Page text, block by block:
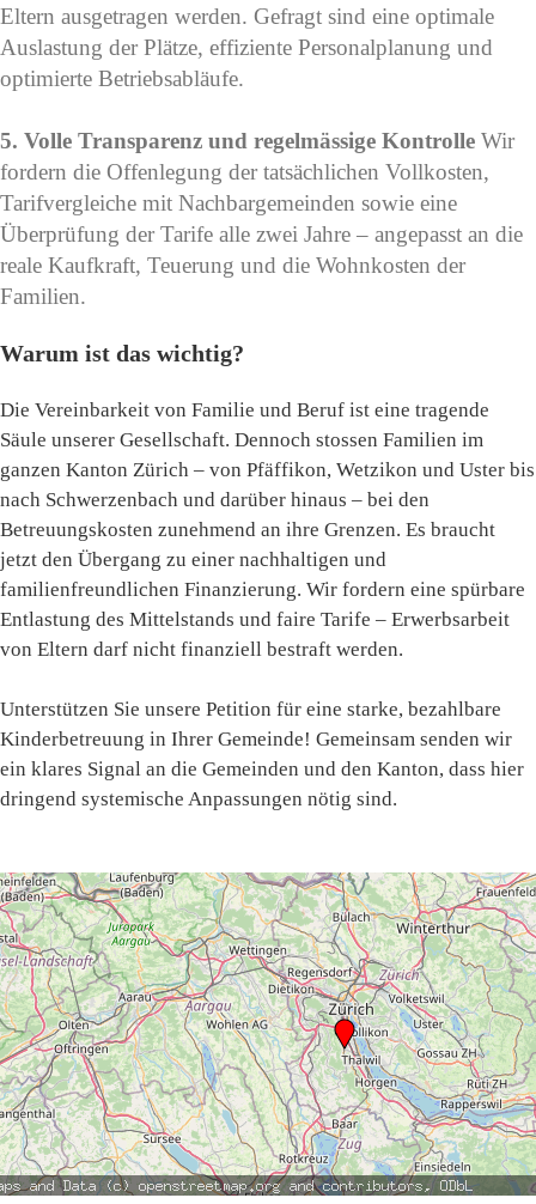
Eltern ausgetragen werden. Gefragt sind eine optimale
Auslastung der Plätze, effiziente Personalplanung und
optimierte Betriebsabläufe.
5. Volle Transparenz und regelmässige Kontrolle Wir
fordern die Offenlegung der tatsächlichen Vollkosten,
Tarifvergleiche mit Nachbargemeinden sowie eine
Überprüfung der Tarife alle zwei Jahre – angepasst an die
reale Kaufkraft, Teuerung und die Wohnkosten der
Familien.
Warum ist das wichtig?
Die Vereinbarkeit von Familie und Beruf ist eine tragende
Säule unserer Gesellschaft. Dennoch stossen Familien im
ganzen Kanton Zürich – von Pfäffikon, Wetzikon und Uster bis
nach Schwerzenbach und darüber hinaus – bei den
Betreuungskosten zunehmend an ihre Grenzen. Es braucht
jetzt den Übergang zu einer nachhaltigen und
familienfreundlichen Finanzierung. Wir fordern eine spürbare
Entlastung des Mittelstands und faire Tarife – Erwerbsarbeit
von Eltern darf nicht finanziell bestraft werden.
Unterstützen Sie unsere Petition für eine starke, bezahlbare
Kinderbetreuung in Ihrer Gemeinde! Gemeinsam senden wir
ein klares Signal an die Gemeinden und den Kanton, dass hier
dringend systemische Anpassungen nötig sind.